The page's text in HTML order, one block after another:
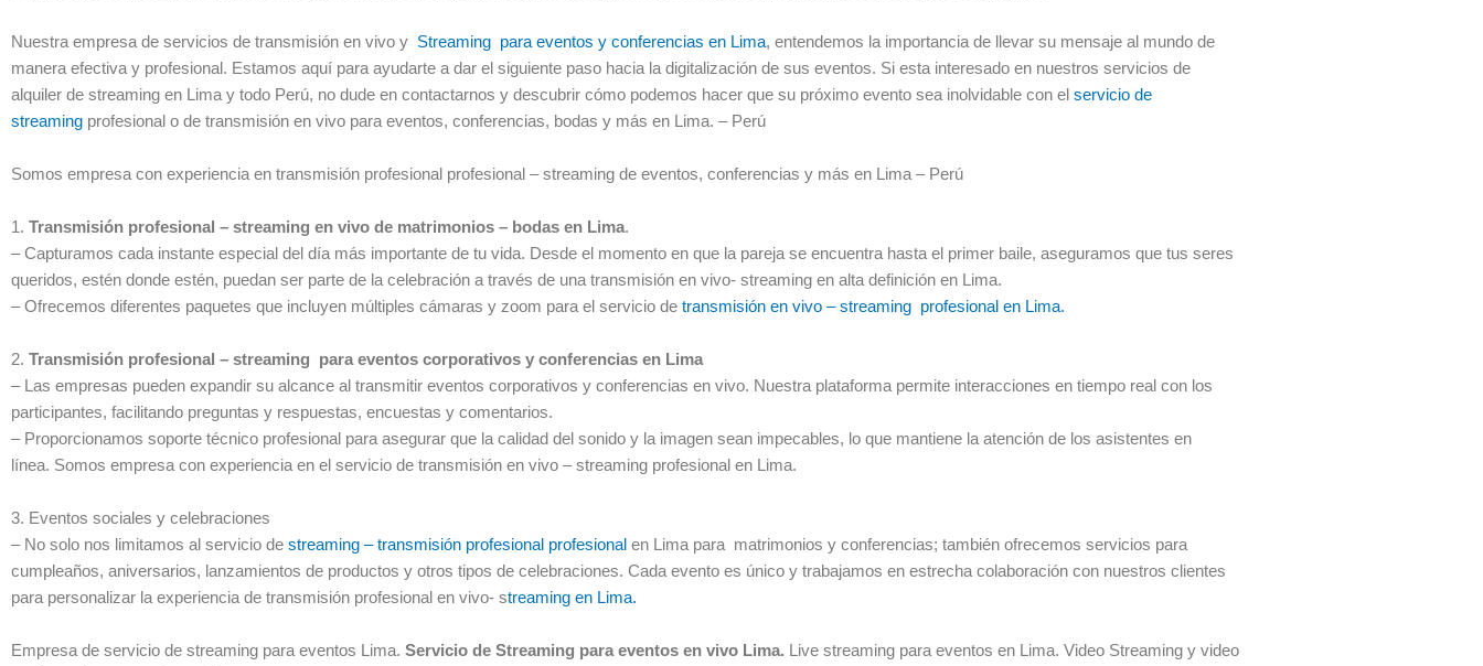
Nuestra empresa de servicios de transmisión en vivo y Streaming para eventos y conferencias en Lima, entendemos la importancia de llevar su mensaje al mundo de
manera efectiva y profesional. Estamos aquí para ayudarte a dar el siguiente paso hacia la digitalización de sus eventos. Si esta interesado en nuestros servicios de
alquiler de streaming en Lima y todo Perú, no dude en contactarnos y descubrir cómo podemos hacer que su próximo evento sea inolvidable con el servicio de
streaming profesional o de transmisión en vivo para eventos, conferencias, bodas y más en Lima. – Perú
Somos empresa con experiencia en transmisión profesional profesional – streaming de eventos, conferencias y más en Lima – Perú
1. Transmisión profesional – streaming en vivo de matrimonios – bodas en Lima.
– Capturamos cada instante especial del día más importante de tu vida. Desde el momento en que la pareja se encuentra hasta el primer baile, aseguramos que tus seres
queridos, estén donde estén, puedan ser parte de la celebración a través de una transmisión en vivo- streaming en alta definición en Lima.
– Ofrecemos diferentes paquetes que incluyen múltiples cámaras y zoom para el servicio de transmisión en vivo – streaming profesional en Lima.
2. Transmisión profesional – streaming para eventos corporativos y conferencias en Lima
– Las empresas pueden expandir su alcance al transmitir eventos corporativos y conferencias en vivo. Nuestra plataforma permite interacciones en tiempo real con los
participantes, facilitando preguntas y respuestas, encuestas y comentarios.
– Proporcionamos soporte técnico profesional para asegurar que la calidad del sonido y la imagen sean impecables, lo que mantiene la atención de los asistentes en
línea. Somos empresa con experiencia en el servicio de transmisión en vivo – streaming profesional en Lima.
3. Eventos sociales y celebraciones
– No solo nos limitamos al servicio de streaming – transmisión profesional profesional en Lima para matrimonios y conferencias; también ofrecemos servicios para
cumpleaños, aniversarios, lanzamientos de productos y otros tipos de celebraciones. Cada evento es único y trabajamos en estrecha colaboración con nuestros clientes
para personalizar la experiencia de transmisión profesional en vivo- streaming en Lima.
Empresa de servicio de streaming para eventos Lima. Servicio de Streaming para eventos en vivo Lima. Live streaming para eventos en Lima. Video Streaming y video